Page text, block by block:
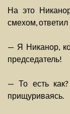
На это
смехом, ответил
— Я Никанор,
председатель!
— То есть
прищуриваясь.